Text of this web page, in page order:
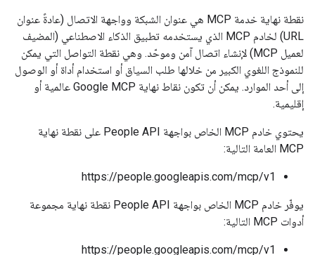
نقطة نهاية خدمة MCP هي عنوان الشبكة وواجهة الاتصال (عادةً عنوان
URL) لخادم MCP الذي يستخدمه تطبيق الذكاء الاصطناعي (المضيف
لعميل MCP) لإنشاء اتصال آمن وموحّد. وهي نقطة التواصل التي يمكن
للنموذج اللغوي الكبير من خلالها طلب السياق أو استخدام أداة أو الوصول
إلى أحد الموارد. يمكن أن تكون نقاط نهاية Google MCP عالمية أو
إقليمية.
يحتوي خادم MCP الخاص بواجهة People API على نقطة نهاية
MCP العامة التالية:
https://people.googleapis.com/mcp/v1
يوفّر خادم MCP الخاص بواجهة People API نقطة نهاية مجموعة
أدوات MCP التالية:
https://people.googleapis.com/mcp/v1